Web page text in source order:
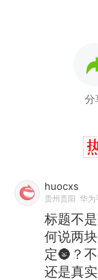
分
huocxs
贵州贵阳 华为
标题不
何说两
定🌚？
还是真